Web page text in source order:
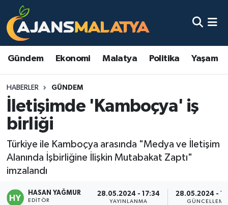
Gündem Ekonomi Malatya Politika Yaşam
HABERLER GÜNDEM
İletişimde 'Kamboçya' iş
birliği
Türkiye ile Kamboçya arasında "Medya ve İletişim
Alanında İşbirliğine İlişkin Mutabakat Zaptı"
imzalandı
HASAN YAĞMUR
EDITÖR
28.05.2024 - 17:34
YAYINLANMA
28.05.2024 -
GÜNCELLEME
Asayiş
Eğitim
Ekonomi
Gündem
Kadın
Kültür & Sanat
Malatya Nöbetçi Eczaneler
Malatya Namaz Vakitleri
Malatya Trafik Yoğunluk Haritası
TFF 3.Lig 2.Grup Puan Durumu ve Fikstür
Tüm Manşetler
Son Dakika Haberleri